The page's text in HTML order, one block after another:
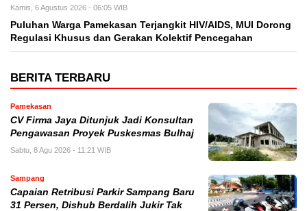
Kamis, 6 Agustus 2026 - 06:05 WIB
Puluhan Warga Pamekasan Terjangkit HIV/AIDS, MUI Dorong
Regulasi Khusus dan Gerakan Kolektif Pencegahan
BERITA TERBARU
Pamekasan
CV Firma Jaya Ditunjuk Jadi Konsultan
Pengawasan Proyek Puskesmas Bulhaj
Sabtu, 8 Agu 2026 - 11:21 WIB
Sampang
Capaian Retribusi Parkir Sampang Baru
31 Persen, Dishub Berdalih Jukir Tak